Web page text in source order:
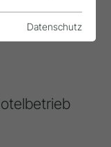
Datenschutz